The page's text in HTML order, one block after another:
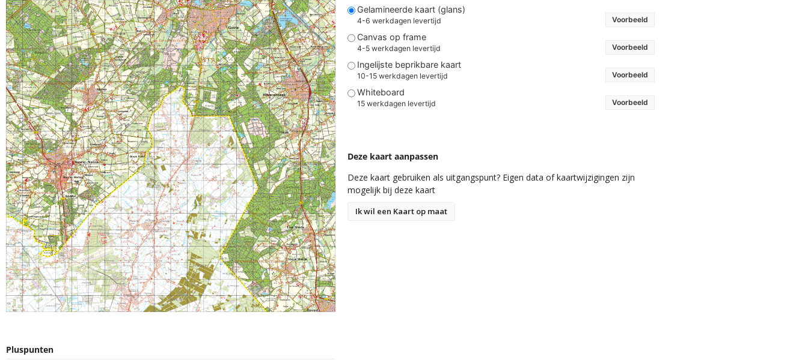
Pluspunten
Gelamineerde kaart (glans)
4-6 werkdagen levertijd Voorbeeld
Canvas op frame
4-5 werkdagen levertijd Voorbeeld
Ingelijste beprikbare kaart
10-15 werkdagen levertijd Voorbeeld
Whiteboard
15 werkdagen levertijd Voorbeeld
Deze kaart aanpassen
Deze kaart gebruiken als uitgangspunt? Eigen data of kaartwijzigingen zijn
mogelijk bij deze kaart
Ik wil een Kaart op maat